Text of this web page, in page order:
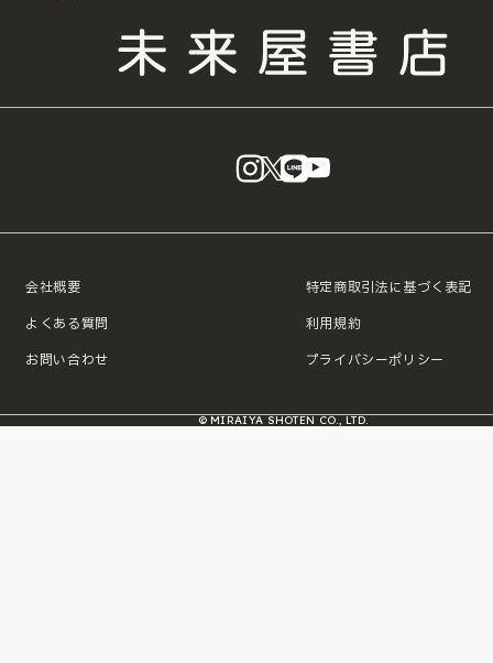
instagram
X LINE
会社概要
よくある質問
お問い合わせ
特定商取引法に基づく表記
利用規約
プライバシーポリシー
© MIRAIYA SHOTEN CO., LTD.